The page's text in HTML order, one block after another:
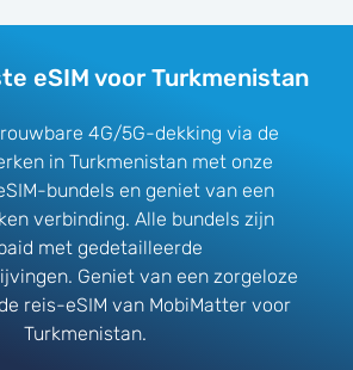
eSIM voor Turkmenistan
4G/5G-dekking via de
in Turkmenistan met onze
bundels en geniet van een
verbinding. Alle bundels zijn
met gedetailleerde
Geniet van een zorgeloze
reis-eSIM van MobiMatter voor
Turkmenistan.